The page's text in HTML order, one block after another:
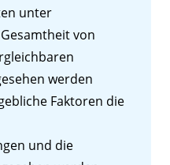
unter
von
werden
Faktoren die
und die